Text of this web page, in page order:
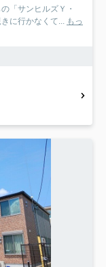
「サンヒルズＹ・
に行かなくて... もっ